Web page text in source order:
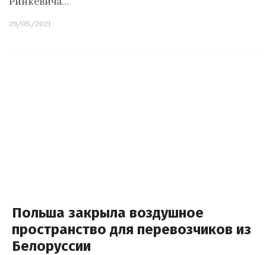
29/05/2021
Польша закрыла воздушное
пространство для перевозчиков из
Белоруссии